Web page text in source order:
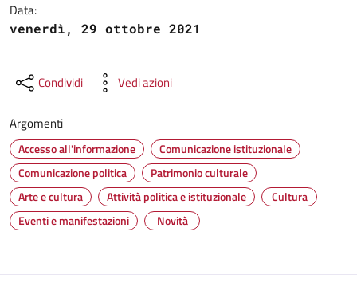
Data:
venerdì, 29 ottobre 2021
Condividi Vedi azioni
Argomenti
Accesso all'informazione
Comunicazione istituzionale
Comunicazione politica
Patrimonio culturale
Arte e cultura
Attività politica e istituzionale
Cultura
Eventi e manifestazioni
Novità